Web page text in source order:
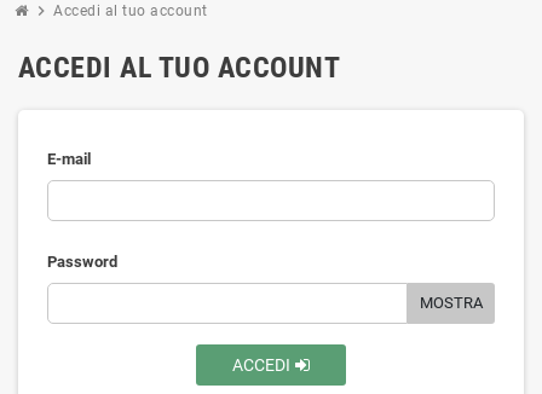
chevron_right Accedi al tuo account
ACCEDI AL TUO ACCOUNT
E-mail
Password
MOSTRA
ACCEDI